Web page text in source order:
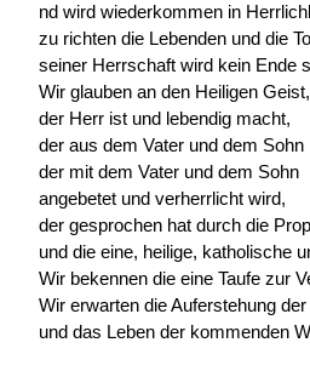
nd wird wiederkommen in
zu richten die Lebenden und die
seiner Herrschaft wird kein Ende
Wir glauben an den Heiligen Geist,
der Herr ist und lebendig macht,
der aus dem Vater und dem Sohn
der mit dem Vater und dem Sohn
angebetet und verherrlicht wird,
der gesprochen hat durch die
und die eine, heilige, katholische
Wir bekennen die eine Taufe zur
Wir erwarten die Auferstehung der
und das Leben der kommenden